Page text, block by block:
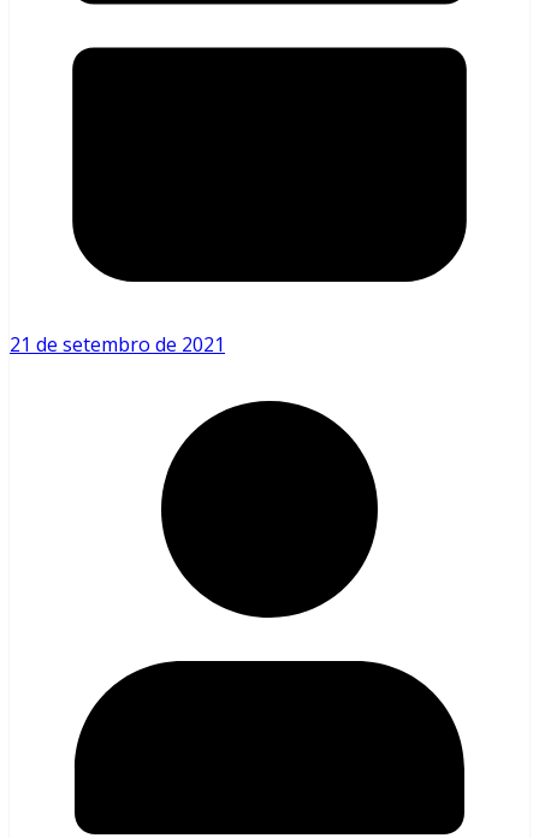
21 de setembro de 2021